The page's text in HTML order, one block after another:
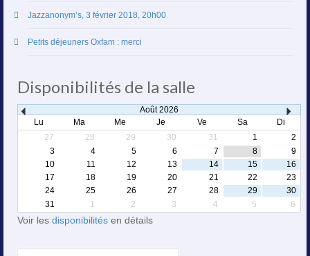
Jazzanonym’s, 3 février 2018, 20h00
Petits déjeuners Oxfam : merci
Disponibilités de la salle
Août 2026
Lu
Ma Me Je Ve Sa
Di
27
28 29 30 31 1
2
3
4 5 6 7 8
9
10
11 12 13 14 15
16
17
18 19 20 21 22
23
24
25 26 27 28 29
30
31
1 2 3 4 5 6
Voir les disponibilités en détails